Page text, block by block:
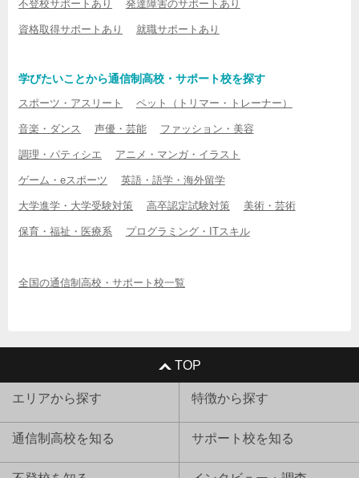
不登校サポートあり 発達障害のサポートあり
資格取得サポートあり 就職サポートあり
学びたいことから通信制高校・サポート校を探す
スポーツ・アスリート ペット（トリマー・トレーナー）
音楽・ダンス 声優・芸能 ファッション・美容
調理・パティシエ アニメ・マンガ・イラスト
ゲーム・eスポーツ 英語・語学・海外留学
大学進学・大学受験対策 高卒認定試験対策 美術・芸術
保育・福祉・医療系 プログラミング・ITスキル
全国の通信制高校・サポート校一覧
TOP
エリアから探す 特徴から探す
通信制高校を知る サポート校を知る